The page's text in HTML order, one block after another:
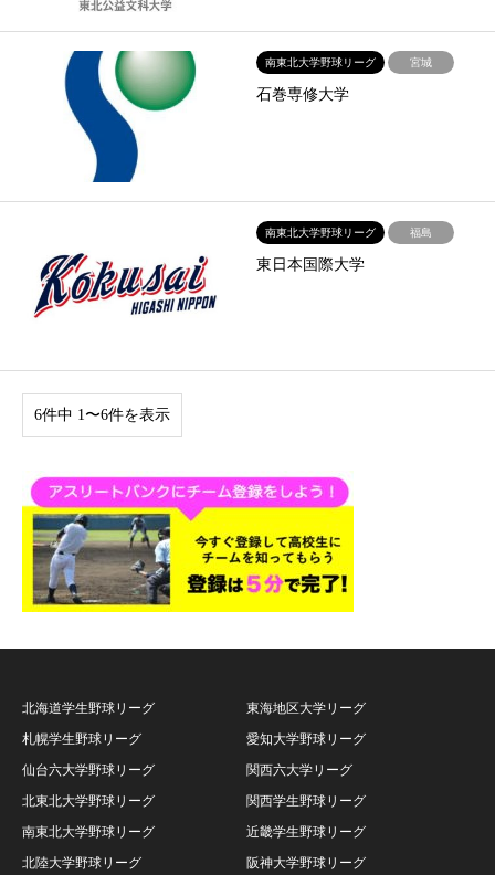
南東北大学野球リーグ 宮城
石巻専修大学
南東北大学野球リーグ 福島
東日本国際大学
6件中 1〜6件を表示
北海道学生野球リーグ
札幌学生野球リーグ
仙台六大学野球リーグ
北東北大学野球リーグ
南東北大学野球リーグ
北陸大学野球リーグ
東海地区大学リーグ
愛知大学野球リーグ
関西六大学リーグ
関西学生野球リーグ
近畿学生野球リーグ
阪神大学野球リーグ